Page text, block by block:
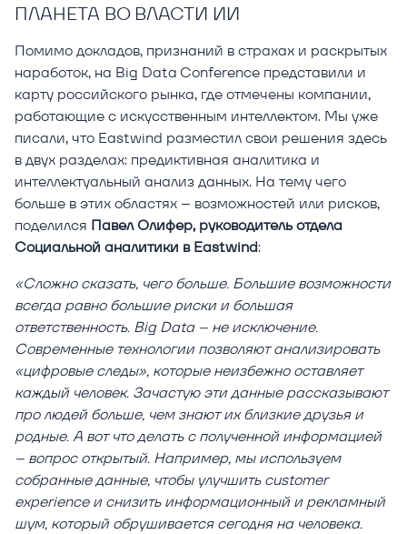
ПЛАНЕТА ВО ВЛАСТИ ИИ
Помимо докладов, признаний в страхах и раскрытых
наработок, на Big Data Conference представили и
карту российского рынка, где отмечены компании,
работающие с искусственным интеллектом. Мы уже
писали, что Eastwind разместил свои решения здесь
в двух разделах: предиктивная аналитика и
интеллектуальный анализ данных. На тему чего
больше в этих областях – возможностей или рисков,
поделился Павел Олифер, руководитель отдела
Социальной аналитики в Eastwind:
«Сложно сказать, чего больше. Большие возможности
всегда равно большие риски и большая
ответственность. Big Data – не исключение.
Современные технологии позволяют анализировать
«цифровые следы», которые неизбежно оставляет
каждый человек. Зачастую эти данные рассказывают
про людей больше, чем знают их близкие друзья и
родные. А вот что делать с полученной информацией
– вопрос открытый. Например, мы используем
собранные данные, чтобы улучшить customer
experience и снизить информационный и рекламный
шум, который обрушивается сегодня на человека.